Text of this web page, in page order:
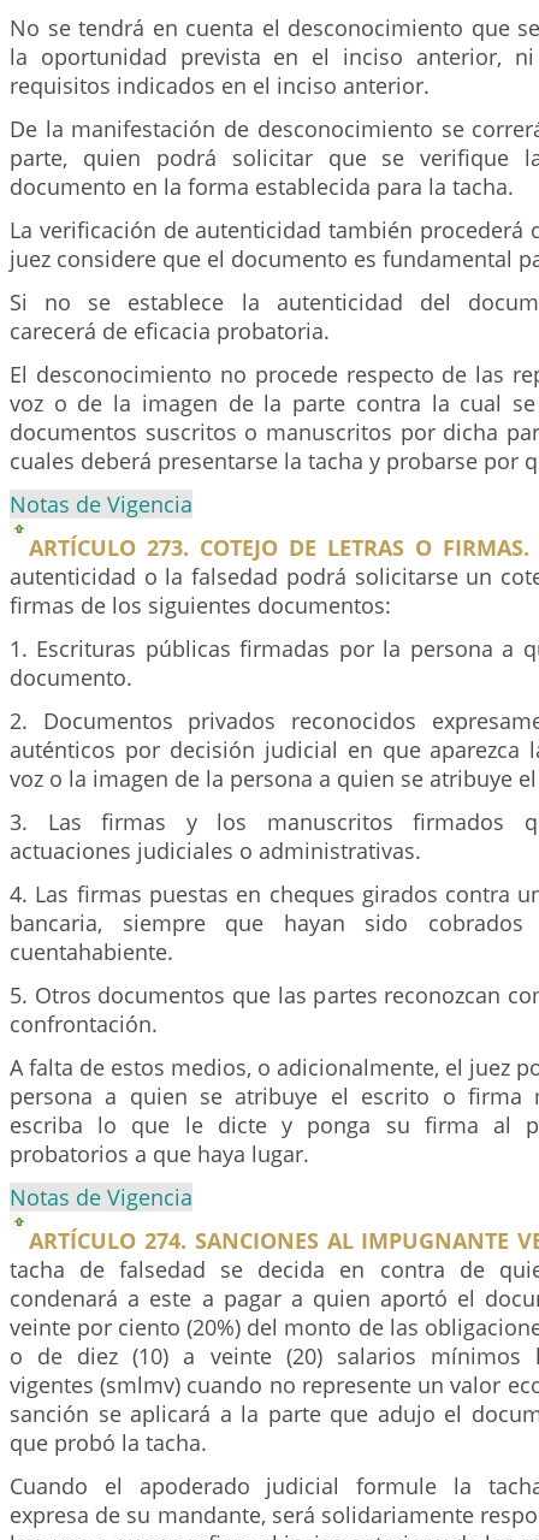
No se tendrá en cuenta el desconocimiento que
la oportunidad prevista en el inciso anterior,
requisitos indicados en el inciso anterior.
De la manifestación de desconocimiento se
parte, quien podrá solicitar que se verifique
documento en la forma establecida para la tacha.
La verificación de autenticidad también procederá
juez considere que el documento es fundamental
Si no se establece la autenticidad del
carecerá de eficacia probatoria.
El desconocimiento no procede respecto de las
voz o de la imagen de la parte contra la cual
documentos suscritos o manuscritos por dicha
cuales deberá presentarse la tacha y probarse por
Notas de Vigencia
ARTÍCULO 273. COTEJO DE LETRAS O FIRMAS.
autenticidad o la falsedad podrá solicitarse un
firmas de los siguientes documentos:
1. Escrituras públicas firmadas por la persona a
documento.
2. Documentos privados reconocidos
auténticos por decisión judicial en que aparezca
voz o la imagen de la persona a quien se atribuye
3. Las firmas y los manuscritos firmados
actuaciones judiciales o administrativas.
4. Las firmas puestas en cheques girados contra
bancaria, siempre que hayan sido
cuentahabiente.
5. Otros documentos que las partes reconozcan
confrontación.
A falta de estos medios, o adicionalmente, el juez
persona a quien se atribuye el escrito o firma
escriba lo que le dicte y ponga su firma al
probatorios a que haya lugar.
Notas de Vigencia
ARTÍCULO 274. SANCIONES AL IMPUGNANTE
tacha de falsedad se decida en contra de
condenará a este a pagar a quien aportó el
veinte por ciento (20%) del monto de las
o de diez (10) a veinte (20) salarios mínimos
vigentes (smlmv) cuando no represente un valor
sanción se aplicará a la parte que adujo el
que probó la tacha.
Cuando el apoderado judicial formule la
expresa de su mandante, será solidariamente